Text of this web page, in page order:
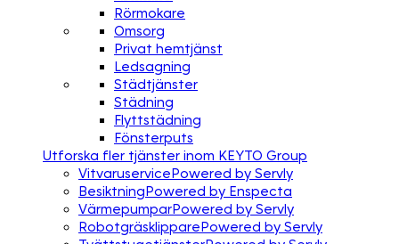
Rörmokare
Omsorg
Privat hemtjänst
Ledsagning
Städtjänster
Städning
Flyttstädning
Fönsterputs
Utforska fler tjänster inom KEYTO Group
VitvaruservicePowered by Servly
BesiktningPowered by Enspecta
VärmepumparPowered by Servly
RobotgräsklipparePowered by Servly